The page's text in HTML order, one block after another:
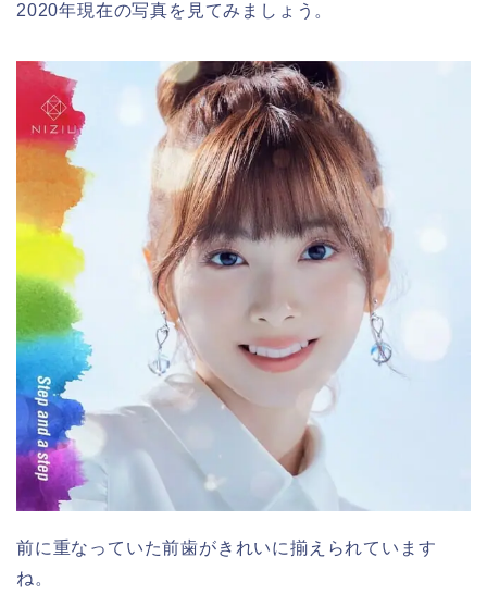
2020年現在の写真を見てみましょう。
前に重なっていた前歯がきれいに揃えられています
ね。